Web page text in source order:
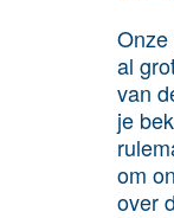
al
van
je
om
over